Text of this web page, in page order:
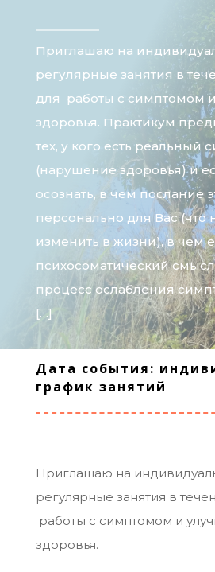
Приглашаю на
регулярные занятия в
для работы с симптомом
здоровья. Практикум
тех, у кого есть реальный
(нарушение здоровья) и
осознать, в чем послание
персонально для Вас (что
изменить в жизни), в чем
психосоматический
процесс ослабления
[…]
Дата события:
график занятий
Приглашаю на
регулярные занятия в
работы с симптомом и
здоровья.